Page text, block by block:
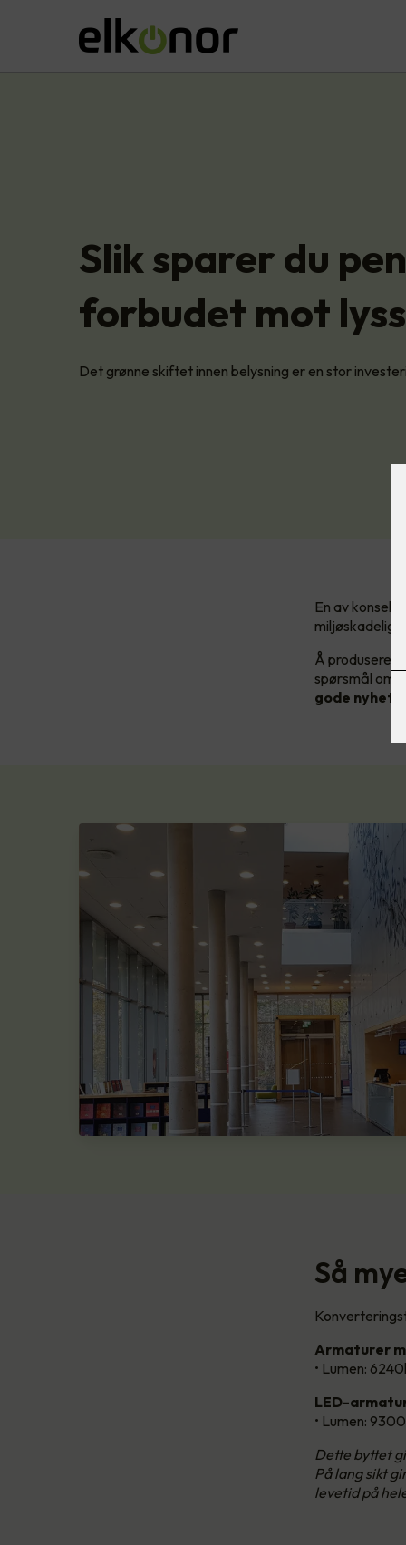
Slik sparer du
forbudet mot
Det grønne skiftet innen belysning er en stor
En av
Å produsere
spørsmål om
gode
Så
Armaturer
• Lumen:
LED-
• Lumen:
Dette byttet
På lang sikt
levetid på